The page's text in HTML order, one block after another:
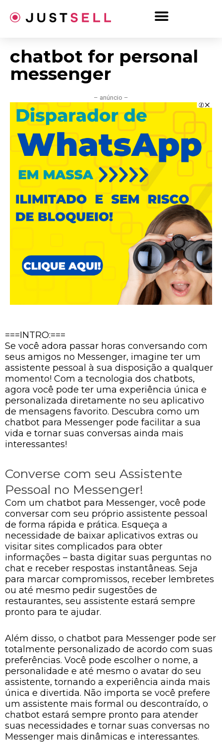
para
chatbot for personal
messenger
– anúncio –
===INTRO:===
Se você adora passar horas conversando com
seus amigos no Messenger, imagine ter um
assistente pessoal à sua disposição a qualquer
momento! Com a tecnologia dos chatbots,
agora você pode ter uma experiência única e
personalizada diretamente no seu aplicativo
de mensagens favorito. Descubra como um
chatbot para Messenger pode facilitar a sua
vida e tornar suas conversas ainda mais
interessantes!
Converse com seu Assistente
Pessoal no Messenger!
Com um chatbot para Messenger, você pode
conversar com seu próprio assistente pessoal
de forma rápida e prática. Esqueça a
necessidade de baixar aplicativos extras ou
visitar sites complicados para obter
informações – basta digitar suas perguntas no
chat e receber respostas instantâneas. Seja
para marcar compromissos, receber lembretes
ou até mesmo pedir sugestões de
restaurantes, seu assistente estará sempre
pronto para te ajudar.
Além disso, o chatbot para Messenger pode ser
totalmente personalizado de acordo com suas
preferências. Você pode escolher o nome, a
personalidade e até mesmo o avatar do seu
assistente, tornando a experiência ainda mais
única e divertida. Não importa se você prefere
um assistente mais formal ou descontraído, o
chatbot estará sempre pronto para atender
suas necessidades e tornar suas conversas no
Messenger mais dinâmicas e interessantes.